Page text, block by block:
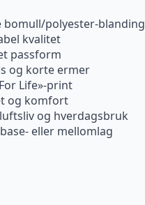
bomull/polyester-blanding
kvalitet
passform
og korte ermer
Life»-print
og komfort
og hverdagsbruk
eller mellomlag